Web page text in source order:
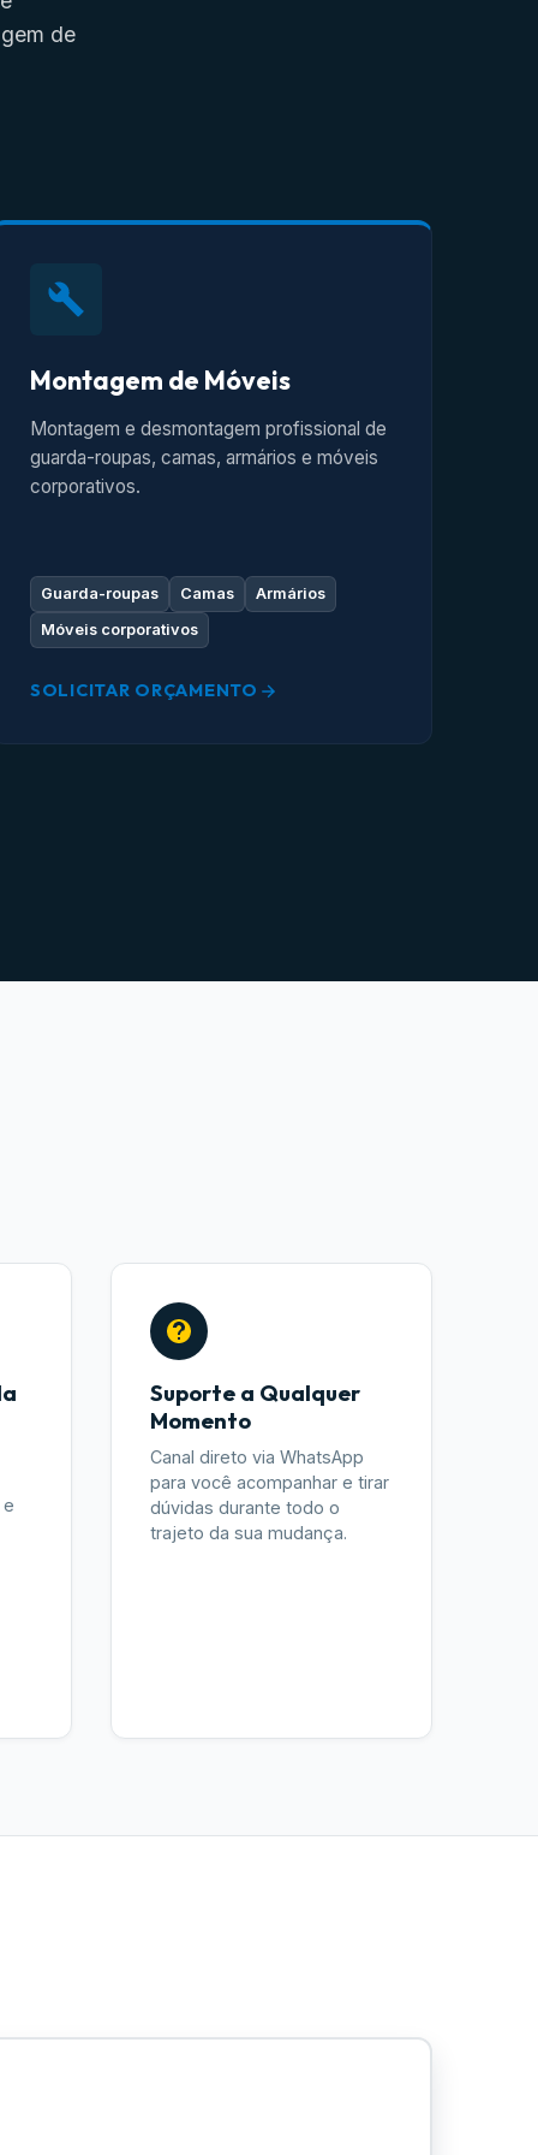
de
Montagem de Móveis
Montagem e desmontagem profissional de
guarda-roupas, camas, armários e móveis
corporativos.
Guarda-roupas Camas
Armários
Móveis corporativos
SOLICITAR ORÇAMENTO
Suporte a Qualquer
Momento
Canal direto via WhatsApp
para você acompanhar e tirar
dúvidas durante todo o
trajeto da sua mudança.